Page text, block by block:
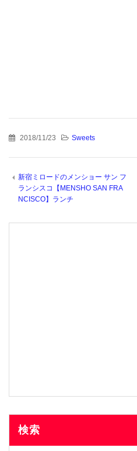
2018/11/23 Sweets
新宿ミロードのメンショー サン フ
ランシスコ【MENSHO SAN FRA
NCISCO】ランチ
検索